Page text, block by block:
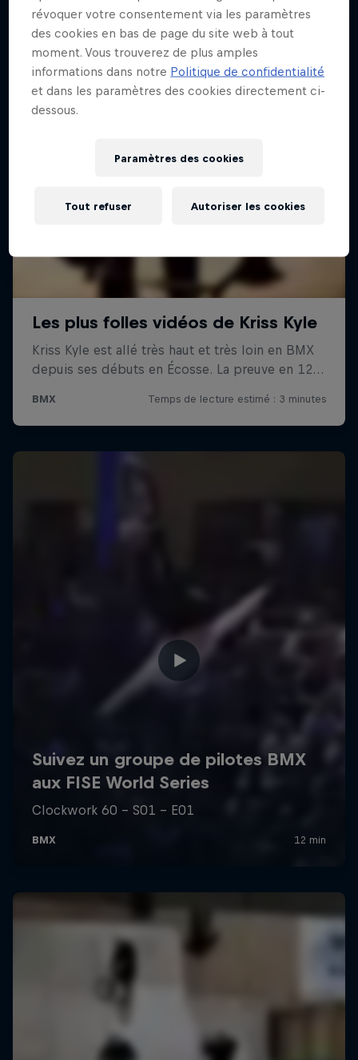
révoquer votre consentement via les paramètres
des cookies en bas de page du site web à tout
moment. Vous trouverez de plus amples
informations dans notre Politique de confidentialité
et dans les paramètres des cookies directement ci-
dessous.
Paramètres des cookies
Tout refuser Autoriser les cookies